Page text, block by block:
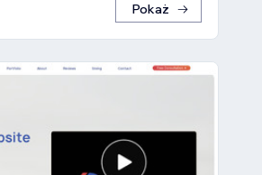
Pokaż